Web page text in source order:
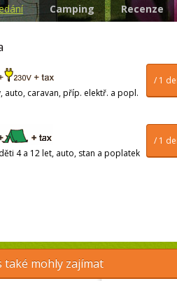
Camping Recenze
/ 1
auto, caravan, příp. elektř. a popl.
/ 1
4 a 12 let, auto, stan a poplatek
také mohly zajímat